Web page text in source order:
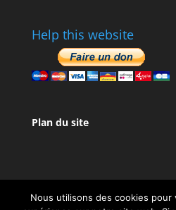
Help this website
Plan du site
Nous utilisons des cookies pour